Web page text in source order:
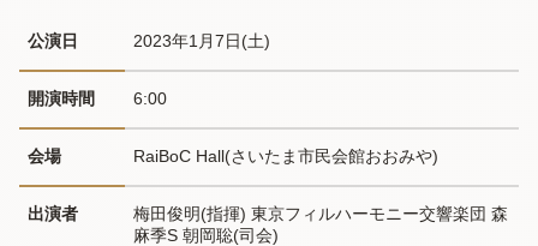
公演日 2023年1月7日(土)
開演時間 6:00
会場 RaiBoC Hall(さいたま市民会館おおみや)
出演者
梅田俊明(指揮) 東京フィルハーモニー交響楽団 森
麻季S 朝岡聡(司会)